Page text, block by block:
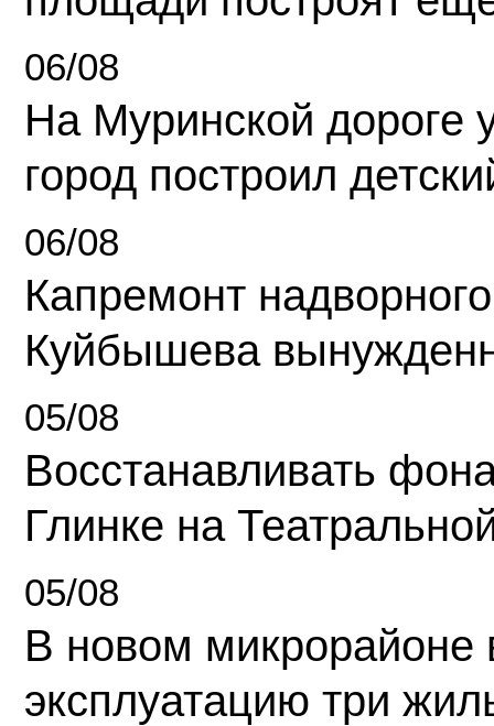
06/08
На Муринской дороге
город построил
06/08
Капремонт
Куйбышева
05/08
Восстанавливать
Глинке на
05/08
В новом микрорайоне
эксплуатацию три